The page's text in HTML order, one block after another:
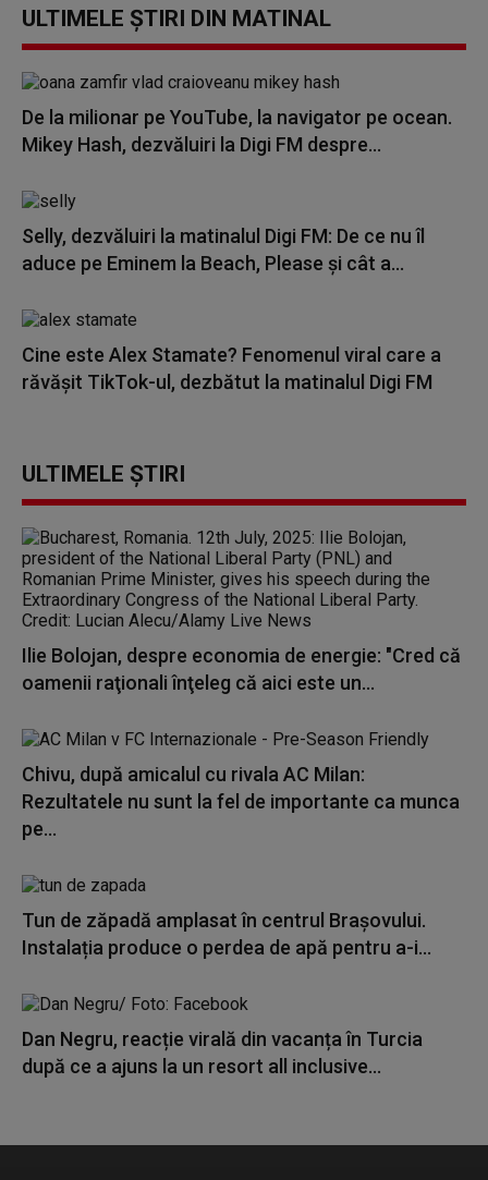
ULTIMELE ȘTIRI DIN MATINAL
De la milionar pe YouTube, la navigator pe ocean.
Mikey Hash, dezvăluiri la Digi FM despre...
Selly, dezvăluiri la matinalul Digi FM: De ce nu îl
aduce pe Eminem la Beach, Please și cât a...
Cine este Alex Stamate? Fenomenul viral care a
răvășit TikTok-ul, dezbătut la matinalul Digi FM
ULTIMELE ȘTIRI
Ilie Bolojan, despre economia de energie: "Cred că
oamenii raţionali înţeleg că aici este un...
Chivu, după amicalul cu rivala AC Milan:
Rezultatele nu sunt la fel de importante ca munca
pe...
Tun de zăpadă amplasat în centrul Brașovului.
Instalația produce o perdea de apă pentru a-i...
Dan Negru, reacție virală din vacanța în Turcia
după ce a ajuns la un resort all inclusive...